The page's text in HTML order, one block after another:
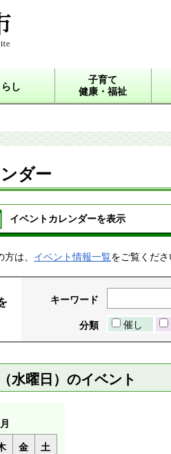
らし
子育て
健康・福祉
ダー
イベントカレンダーを表示
は、 イベント情報一覧をご覧くだ
キーワード
分類 催し
水曜日）のイベント
月
金
土